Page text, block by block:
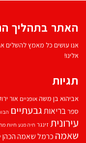
האתר בתהליך
אנו עושים כל מאמץ להשלים
אלינו!
תגיות
אביהוא בן משהאופניים אור
ספרבריאותגבעתיים
עירוניתזינגר חיה מנע חיות
שאמה כרמל שאמה הכהן